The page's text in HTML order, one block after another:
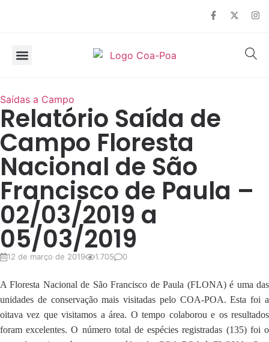
Saídas a Campo
Relatório Saída de
Campo Floresta
Nacional de São
Francisco de Paula –
02/03/2019 a
05/03/2019
12 de março de 2019 1.705 0
A Floresta Nacional de São Francisco de Paula (FLONA) é uma das
unidades de conservação mais visitadas pelo COA-POA. Esta foi a
oitava vez que visitamos a área. O tempo colaborou e os resultados
foram excelentes. O número total de espécies registradas (135) foi o